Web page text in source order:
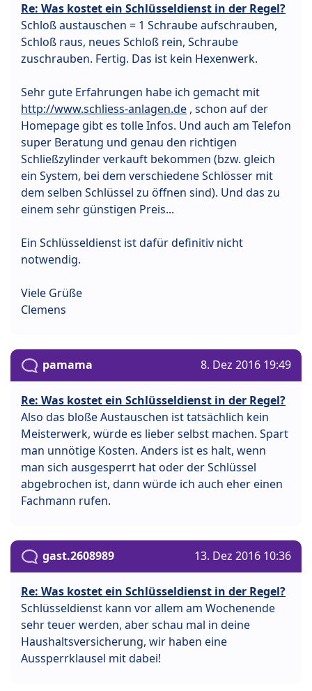
Re: Was kostet ein Schlüsseldienst in der Regel?
Schloß austauschen = 1 Schraube aufschrauben,
Schloß raus, neues Schloß rein, Schraube
zuschrauben. Fertig. Das ist kein Hexenwerk.
Sehr gute Erfahrungen habe ich gemacht mit
http://www.schliess-anlagen.de , schon auf der
Homepage gibt es tolle Infos. Und auch am Telefon
super Beratung und genau den richtigen
Schließzylinder verkauft bekommen (bzw. gleich
ein System, bei dem verschiedene Schlösser mit
dem selben Schlüssel zu öffnen sind). Und das zu
einem sehr günstigen Preis...
Ein Schlüsseldienst ist dafür definitiv nicht
notwendig.
Viele Grüße
Clemens
pamama 8. Dez 2016 19:49
Re: Was kostet ein Schlüsseldienst in der Regel?
Also das bloße Austauschen ist tatsächlich kein
Meisterwerk, würde es lieber selbst machen. Spart
man unnötige Kosten. Anders ist es halt, wenn
man sich ausgesperrt hat oder der Schlüssel
abgebrochen ist, dann würde ich auch eher einen
Fachmann rufen.
gast.2608989 13. Dez 2016 10:36
Re: Was kostet ein Schlüsseldienst in der Regel?
Schlüsseldienst kann vor allem am Wochenende
sehr teuer werden, aber schau mal in deine
Haushaltsversicherung, wir haben eine
Aussperrklausel mit dabei!